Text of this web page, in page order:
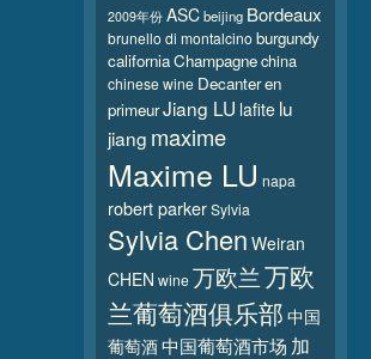
2009年份 ASCbeijing Bordeaux
brunello di montalcinoburgundy
californiaChampagnechina
chinese wine Decanteren
primeurJiang LU lafite lu
jiang maxime
Maxime LU napa
robert parkerSylvia
Sylvia Chen Weiran
CHEN wine万欧兰万欧
兰葡萄酒俱乐部中国
葡萄酒中国葡萄酒市场 加